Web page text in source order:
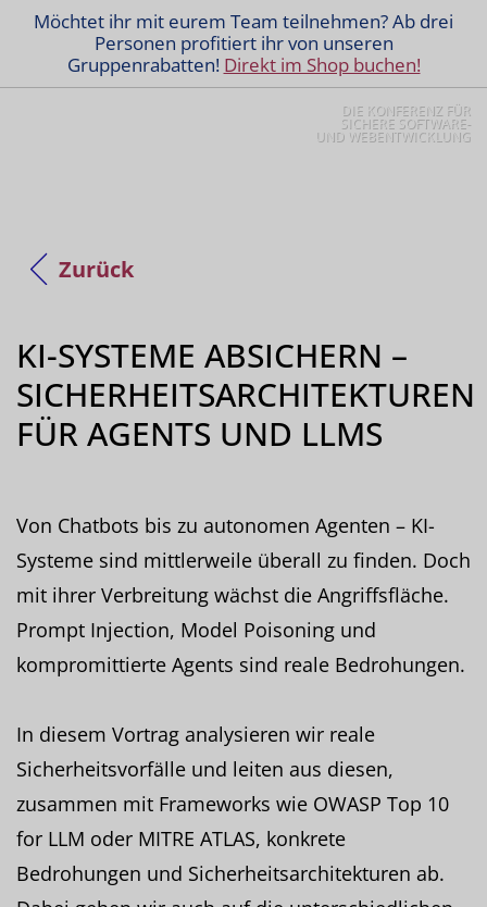
Möchtet ihr mit eurem Team teilnehmen? Ab drei
Personen profitiert ihr von unseren
Gruppenrabatten! Direkt im Shop buchen!
DIE KONFERENZ FÜR
SICHERE SOFTWARE-
UND WEBENTWICKLUNG
Zurück
KI-SYSTEME ABSICHERN –
SICHERHEITSARCHITEKTUREN
FÜR AGENTS UND LLMS
Von Chatbots bis zu autonomen Agenten – KI-
Systeme sind mittlerweile überall zu finden. Doch
mit ihrer Verbreitung wächst die Angriffsfläche.
Prompt Injection, Model Poisoning und
kompromittierte Agents sind reale Bedrohungen.
In diesem Vortrag analysieren wir reale
Sicherheitsvorfälle und leiten aus diesen,
zusammen mit Frameworks wie OWASP Top 10
for LLM oder MITRE ATLAS, konkrete
Bedrohungen und Sicherheitsarchitekturen ab.